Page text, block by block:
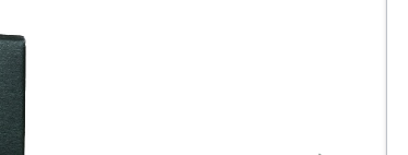
Gentlemen's Tonic
Giesen & Forsthoff
Henson Shaving